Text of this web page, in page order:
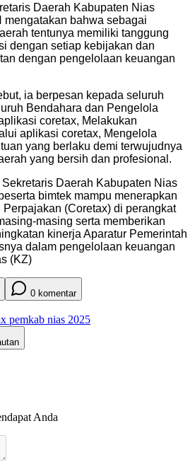
Daerah Kabupaten Nias
mengatakan bahwa sebagai
tentunya memiliki tanggung
dengan setiap kebijakan dan
dengan pengelolaan keuangan
ia berpesan kepada seluruh
Bendahara dan Pengelola
coretax, Melakukan
aplikasi coretax, Mengelola
yang berlaku demi terwujudnya
yang bersih dan profesional.
Daerah Kabupaten Nias
bimtek mampu menerapkan
(Coretax) di perangkat
masing serta memberikan
kinerja Aparatur Pemerintah
dalam pengelolaan keuangan
(KZ)
0 komentar
pemkab nias 2025
Anda